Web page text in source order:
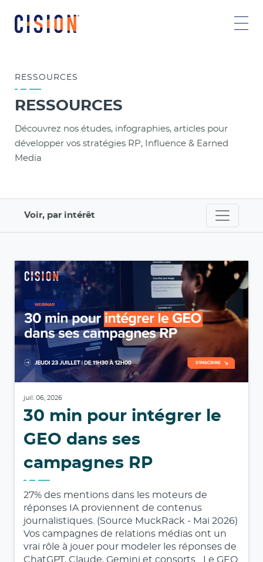
RESSOURCES
RESSOURCES
Découvrez nos études, infographies, articles pour
développer vos stratégies RP, Influence & Earned
Media
Voir, par intérêt
juil. 06, 2026
30 min pour intégrer le
GEO dans ses
campagnes RP
27% des mentions dans les moteurs de
réponses IA proviennent de contenus
journalistiques. (Source MuckRack - Mai 2026)
Vos campagnes de relations médias ont un
vrai rôle à jouer pour modeler les réponses de
ChatGPT, Claude, Gemini et consorts... Le GEO